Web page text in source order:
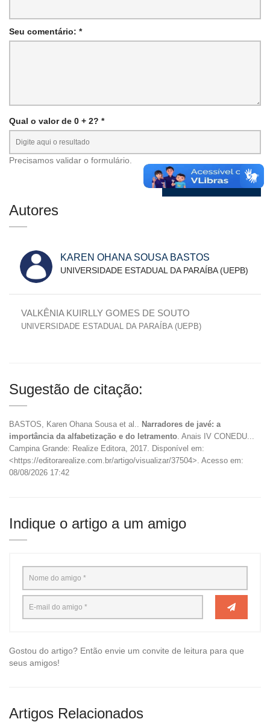
Seu comentário: *
Qual o valor de 0 + 2? *
Precisamos validar o formulário.
Autores
KAREN OHANA SOUSA BASTOS
UNIVERSIDADE ESTADUAL DA PARAÍBA (UEPB)
VALKÊNIA KUIRLLY GOMES DE SOUTO
UNIVERSIDADE ESTADUAL DA PARAÍBA (UEPB)
Sugestão de citação:
BASTOS, Karen Ohana Sousa et al..
Narradores de javé: a
importância da alfabetização e do letramento . Anais IV CONEDU...
Campina Grande: Realize Editora, 2017. Disponível em:
<https://editorarealize.com.br/artigo/visualizar/37504>. Acesso em:
08/08/2026 17:42
Indique o artigo a um amigo
Gostou do artigo? Então envie um convite de leitura para que
seus amigos!
Artigos Relacionados